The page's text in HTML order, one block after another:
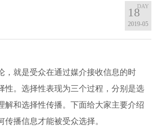
18
2019-05
，就是受众在通过媒介接收信息的时
性。选择性表现为三个过程，分别是选
解和选择性传播。下面给大家主要介绍
传播信息才能被受众选择。